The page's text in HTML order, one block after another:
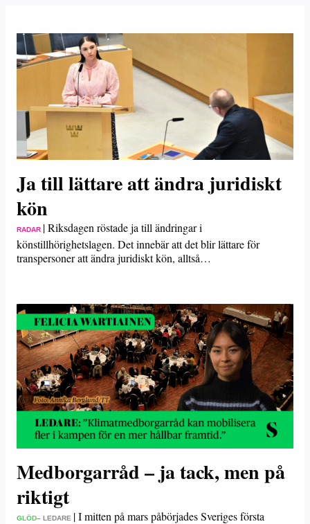
Ja till lättare att ändra juridiskt
kön
RADAR |Riksdagen röstade ja till ändringar i
könstillhörighetslagen. Det innebär att det blir lättare för
transpersoner att ändra juridiskt kön, alltså…
Medborgarråd – ja tack, men på
riktigt
GLÖD– LEDARE |I mitten på mars påbörjades Sveriges första